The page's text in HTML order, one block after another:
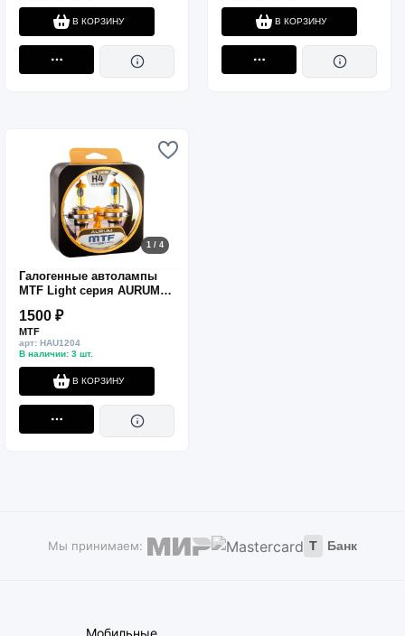
В КОРЗИНУ В КОРЗИНУ
1 / 4
Галогенные автолампы
MTF Light серия AURUM
1500 ₽
MTF
арт: HAU1204
В наличии: 3 шт.
В КОРЗИНУ
Мы принимаем: Т Банк
Мобильные